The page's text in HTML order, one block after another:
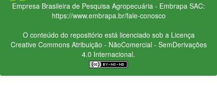
Empresa Brasileira de Pesquisa Agropecuária - Embrapa SAC:
https://www.embrapa.br/fale-conosco
O conteúdo do repositório está licenciado sob a Licença
Creative CommonsAtribuição - NãoComercial - SemDerivações
4.0 Internacional.